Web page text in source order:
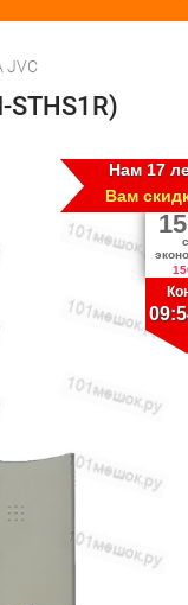
STHS1R)
Нам 17
Вам
15